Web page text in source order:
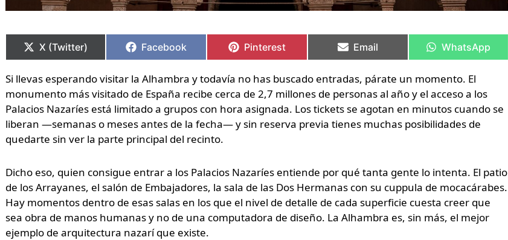
en
X (Twitter)
en
Facebook
en
Pinterest
en
Email
en
WhatsApp
Si llevas esperando visitar la Alhambra y todavía no has buscado entradas, párate un momento. El
monumento más visitado de España recibe cerca de 2,7 millones de personas al año y el acceso a los
Palacios Nazaríes está limitado a grupos con hora asignada. Los tickets se agotan en minutos cuando se
liberan —semanas o meses antes de la fecha— y sin reserva previa tienes muchas posibilidades de
quedarte sin ver la parte principal del recinto.
Dicho eso, quien consigue entrar a los Palacios Nazaríes entiende por qué tanta gente lo intenta. El patio
de los Arrayanes, el salón de Embajadores, la sala de las Dos Hermanas con su cuppula de mocacárabes.
Hay momentos dentro de esas salas en los que el nivel de detalle de cada superficie cuesta creer que
sea obra de manos humanas y no de una computadora de diseño. La Alhambra es, sin más, el mejor
ejemplo de arquitectura nazarí que existe.
en
en
en
en
en